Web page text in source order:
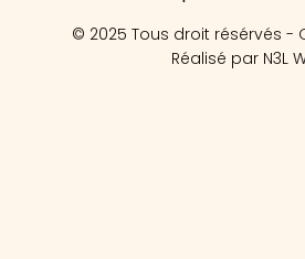
© 2025 Tous droit résérvés -
Réalisé par N3L